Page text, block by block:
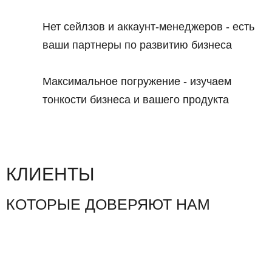
Нет сейлзов и аккаунт-менеджеров - есть
ваши партнеры по развитию бизнеса
Максимальное погружение - изучаем
тонкости бизнеса и вашего продукта
КЛИЕНТЫ
КОТОРЫЕ ДОВЕРЯЮТ НАМ